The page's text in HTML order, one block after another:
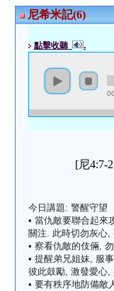
尼希米記(6)
點擊收聽 .
[尼4:7-
今日講題: 警醒守望
• 當仇敵要聯合起來
關注. 此時切勿灰心,
• 察看仇敵的伎倆,
• 提醒弟兄姐妹, 服
彼此鼓勵, 激發愛心,
• 要有秩序地防備敵